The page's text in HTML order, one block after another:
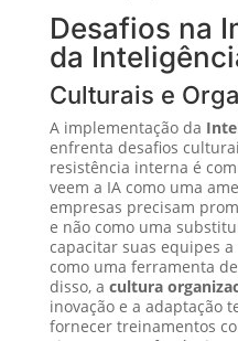
Desafios na
da
Culturais e
A implementação da
enfrenta desafios
resistência interna é
veem a IA como uma
empresas precisam
e não como uma
capacitar suas equipes
como uma ferramenta
disso, a cultura
inovação e a adaptação
fornecer treinamentos